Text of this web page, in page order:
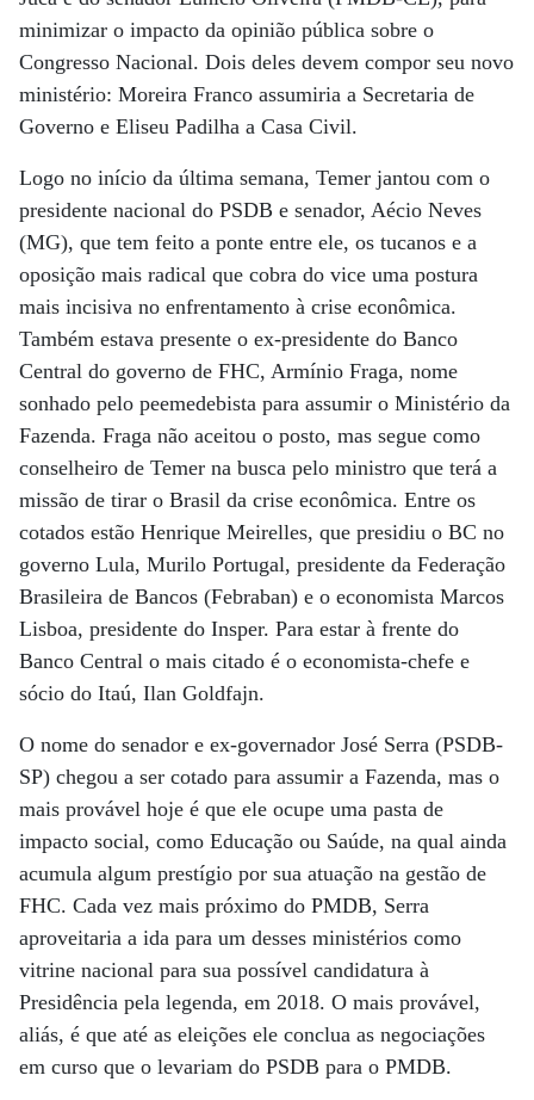
minimizar o impacto da opinião pública sobre o
Congresso Nacional. Dois deles devem compor seu novo
ministério: Moreira Franco assumiria a Secretaria de
Governo e Eliseu Padilha a Casa Civil.
Logo no início da última semana, Temer jantou com o
presidente nacional do PSDB e senador, Aécio Neves
(MG), que tem feito a ponte entre ele, os tucanos e a
oposição mais radical que cobra do vice uma postura
mais incisiva no enfrentamento à crise econômica.
Também estava presente o ex-presidente do Banco
Central do governo de FHC, Armínio Fraga, nome
sonhado pelo peemedebista para assumir o Ministério da
Fazenda. Fraga não aceitou o posto, mas segue como
conselheiro de Temer na busca pelo ministro que terá a
missão de tirar o Brasil da crise econômica. Entre os
cotados estão Henrique Meirelles, que presidiu o BC no
governo Lula, Murilo Portugal, presidente da Federação
Brasileira de Bancos (Febraban) e o economista Marcos
Lisboa, presidente do Insper. Para estar à frente do
Banco Central o mais citado é o economista-chefe e
sócio do Itaú, Ilan Goldfajn.
O nome do senador e ex-governador José Serra (PSDB-
SP) chegou a ser cotado para assumir a Fazenda, mas o
mais provável hoje é que ele ocupe uma pasta de
impacto social, como Educação ou Saúde, na qual ainda
acumula algum prestígio por sua atuação na gestão de
FHC. Cada vez mais próximo do PMDB, Serra
aproveitaria a ida para um desses ministérios como
vitrine nacional para sua possível candidatura à
Presidência pela legenda, em 2018. O mais provável,
aliás, é que até as eleições ele conclua as negociações
em curso que o levariam do PSDB para o PMDB.